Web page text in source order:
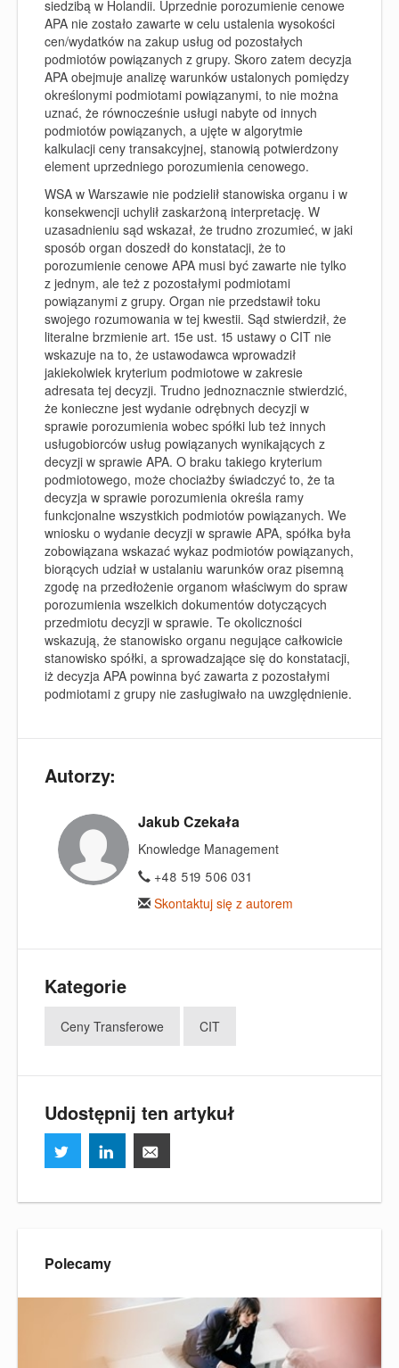
siedzibą w Holandii. Uprzednie porozumienie cenowe
APA nie zostało zawarte w celu ustalenia wysokości
cen/wydatków na zakup usług od pozostałych
podmiotów powiązanych z grupy. Skoro zatem decyzja
APA obejmuje analizę warunków ustalonych pomiędzy
określonymi podmiotami powiązanymi, to nie można
uznać, że równocześnie usługi nabyte od innych
podmiotów powiązanych, a ujęte w algorytmie
kalkulacji ceny transakcyjnej, stanowią potwierdzony
element uprzedniego porozumienia cenowego.
WSA w Warszawie nie podzielił stanowiska organu i w
konsekwencji uchylił zaskarżoną interpretację. W
uzasadnieniu sąd wskazał, że trudno zrozumieć, w jaki
sposób organ doszedł do konstatacji, że to
porozumienie cenowe APA musi być zawarte nie tylko
z jednym, ale też z pozostałymi podmiotami
powiązanymi z grupy. Organ nie przedstawił toku
swojego rozumowania w tej kwestii. Sąd stwierdził, że
literalne brzmienie art. 15e ust. 15 ustawy o CIT nie
wskazuje na to, że ustawodawca wprowadził
jakiekolwiek kryterium podmiotowe w zakresie
adresata tej decyzji. Trudno jednoznacznie stwierdzić,
że konieczne jest wydanie odrębnych decyzji w
sprawie porozumienia wobec spółki lub też innych
usługobiorców usług powiązanych wynikających z
decyzji w sprawie APA. O braku takiego kryterium
podmiotowego, może chociażby świadczyć to, że ta
decyzja w sprawie porozumienia określa ramy
funkcjonalne wszystkich podmiotów powiązanych. We
wniosku o wydanie decyzji w sprawie APA, spółka była
zobowiązana wskazać wykaz podmiotów powiązanych,
biorących udział w ustalaniu warunków oraz pisemną
zgodę na przedłożenie organom właściwym do spraw
porozumienia wszelkich dokumentów dotyczących
przedmiotu decyzji w sprawie. Te okoliczności
wskazują, że stanowisko organu negujące całkowicie
stanowisko spółki, a sprowadzające się do konstatacji,
iż decyzja APA powinna być zawarta z pozostałymi
podmiotami z grupy nie zasługiwało na uwzględnienie.
Autorzy:
Jakub Czekała
Knowledge Management
+48 519 506 031
Skontaktuj się z autorem
Kategorie
Ceny Transferowe CIT
Udostępnij ten artykuł
Polecamy